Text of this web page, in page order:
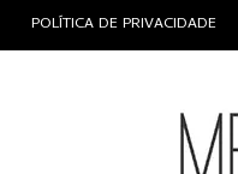
POLÍTICA DE PRIVACIDADE